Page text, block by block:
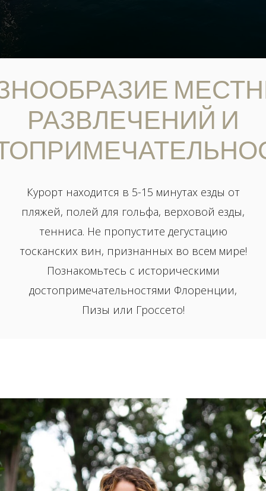
РАЗВЛЕЧЕНИЙ И
Курорт находится в 5-15 минутах езды от
пляжей, полей для гольфа, верховой езды,
тенниса. Не пропустите дегустацию
тосканских вин, признанных во всем мире!
Познакомьтесь с историческими
достопримечательностями Флоренции,
Пизы или Гроссето!